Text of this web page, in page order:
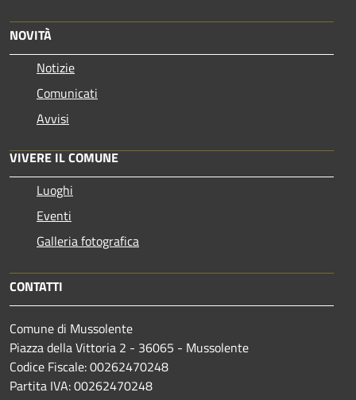
NOVITÀ
Notizie
Comunicati
Avvisi
VIVERE IL COMUNE
Luoghi
Eventi
Galleria fotografica
CONTATTI
Comune di Mussolente
Piazza della Vittoria 2 - 36065 - Mussolente
Codice Fiscale: 00262470248
Partita IVA: 00262470248